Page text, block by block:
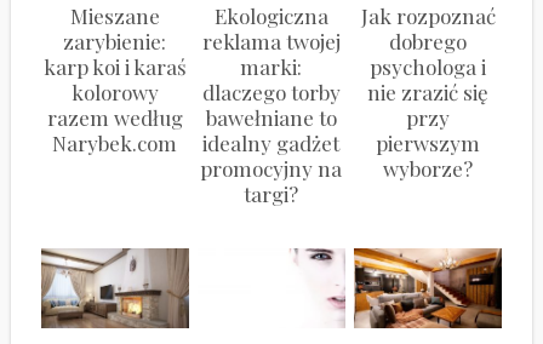
Mieszane
zarybienie:
karp koi i karaś
kolorowy
razem według
Narybek.com
Ekologiczna
reklama twojej
marki:
dlaczego torby
bawełniane to
idealny gadżet
promocyjny na
targi?
Jak rozpoznać
dobrego
psychologa i
nie zrazić się
przy
pierwszym
wyborze?